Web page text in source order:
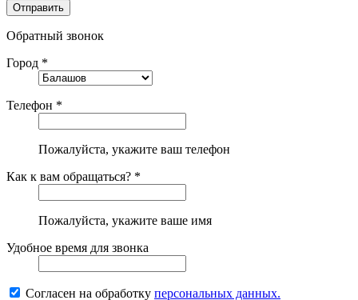
Обратный звонок
Город *
Телефон *
Пожалуйста, укажите ваш телефон
Как к вам обращаться? *
Пожалуйста, укажите ваше имя
Удобное время для звонка
Согласен на обработку персональных данных.